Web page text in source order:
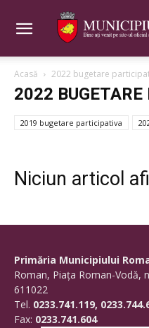
Acasă 2022 bugetare
2022
2019 bugetare participativa
Niciun articol
Primăria Municipiului
Roman, Piaţa Roman-Vodă,
611022
Tel. 0233.741.119,
Fax: 0233.741.604